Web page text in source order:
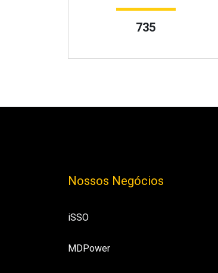
735
Nossos Negócios
iSSO
MDPower